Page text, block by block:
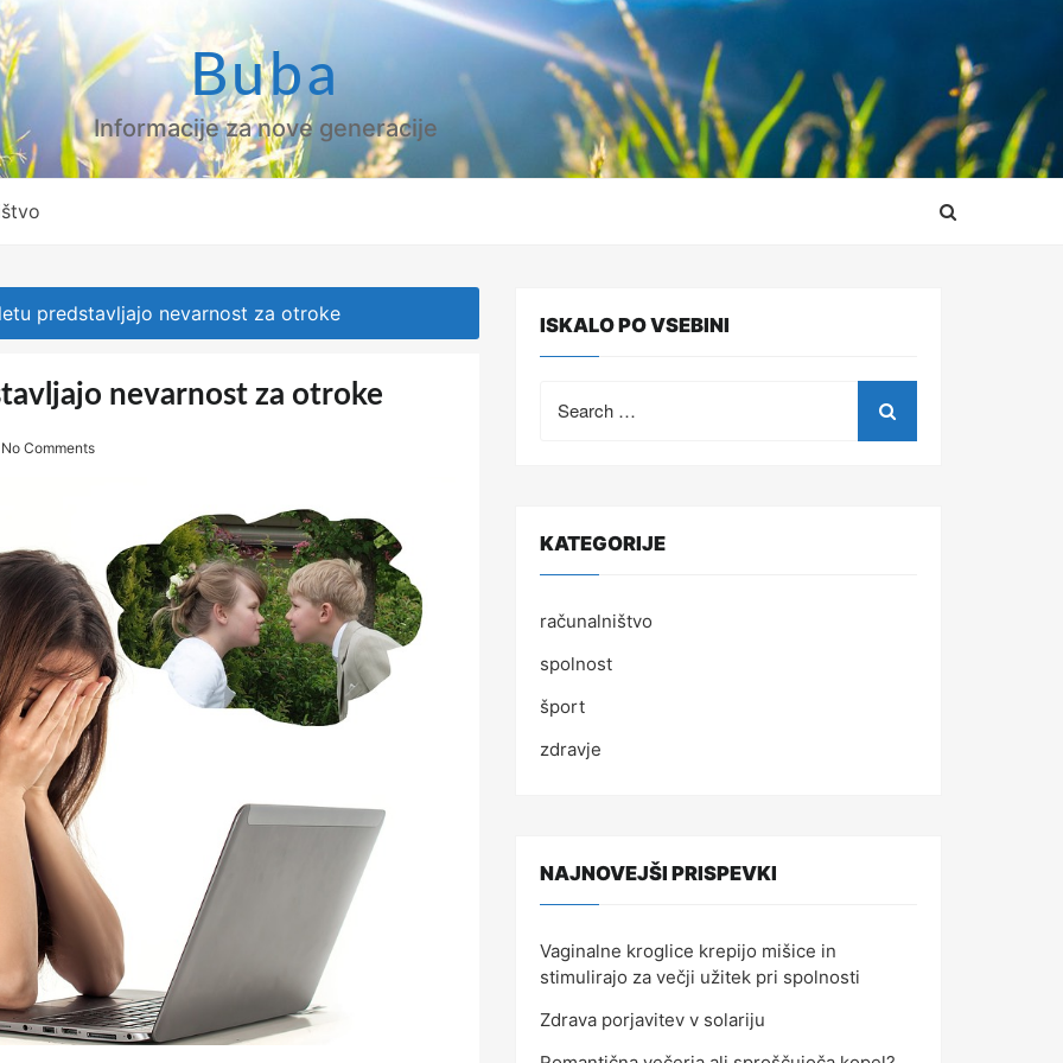
Buba
Informacije za nove generacije
predstavljajo nevarnost za otroke
nevarnost za otroke
No Comments
ISKALO PO VSEBINI
for:
KATEGORIJE
računalništvo
spolnost
šport
zdravje
NAJNOVEJŠI PRISPEVKI
Vaginalne kroglice krepijo mišice in
stimulirajo za večji užitek pri spolnosti
Zdrava porjavitev v solariju